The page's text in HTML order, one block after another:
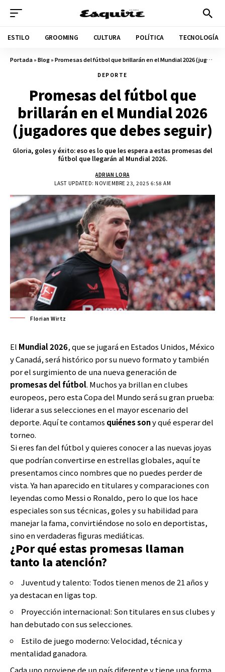
ESTILO GROOMING CULTURA POLÍTICA TECNOLOGÍA
Portada»Blog»Promesas del fútbol que brillarán en el Mundial 2026 (jugadores que debes seguir)
DEPORTE
Promesas del fútbol que
brillarán en el Mundial 2026
(jugadores que debes seguir)
Gloria, goles y éxito: eso es lo que les espera a estas promesas del
fútbol que llegarán al Mundial 2026.
LAST UPDATED: NOVIEMBRE 23, 2025 6:58 AM
ADRIAN LORA
Florian Wirtz
El Mundial 2026, que se jugará en Estados Unidos, México
y Canadá, será histórico por su nuevo formato y también
por el surgimiento de una nueva generación de
promesas del fútbol. Muchos ya brillan en clubes
europeos, pero esta Copa del Mundo será su gran prueba:
liderar a sus selecciones en el mayor escenario del
deporte. Aquí te contamos quiénes sony qué esperar del
torneo.
Si eres fan del fútbol y quieres conocer a las nuevas joyas
que podrían convertirse en estrellas globales, aquí te
presentamos cinco nombres que no puedes perder de
vista. Ya han aparecido en titulares y comparaciones con
leyendas como Messi o Ronaldo, pero lo que los hace
especiales son sus técnicas, goles y su habilidad para
manejar la fama, convirtiéndose no solo en deportistas,
sino en verdaderas figuras mediáticas.
¿Por qué estas promesas llaman
tanto la atención?
Juventud y talento: Todos tienen menos de 21 años y
ya destacan en ligas top.
Proyección internacional: Son titulares en sus clubes y
han debutado con sus selecciones.
Estilo de juego moderno: Velocidad, técnica y
mentalidad ganadora.
Cada uno proviene de un país diferente y tiene una forma